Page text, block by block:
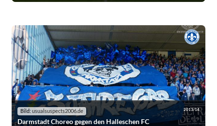
Bild: usualsuspects2006.de 2013/14
Darmstadt Choreo gegen den Halleschen FC